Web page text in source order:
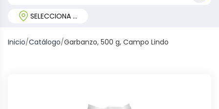
SELECCIONA TU REGIÓN
Inicio/Catálogo/Garbanzo, 500 g, Campo Lindo